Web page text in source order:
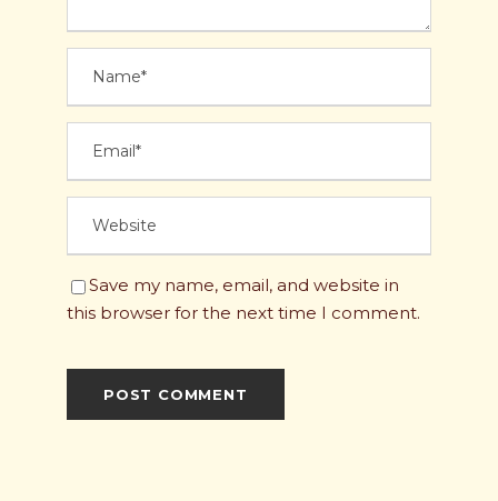
Save my name, email, and website in
this browser for the next time I comment.